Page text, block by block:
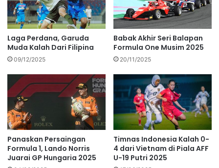
Laga Perdana, Garuda
Muda Kalah Dari Filipina
09/12/2025
Babak Akhir Seri Balapan
Formula One Musim 2025
20/11/2025
Panaskan Persaingan
Formula 1, Lando Norris
Juarai GP Hungaria 2025
Timnas Indonesia Kalah 0-
4 dari Vietnam di Piala AFF
U-19 Putri 2025